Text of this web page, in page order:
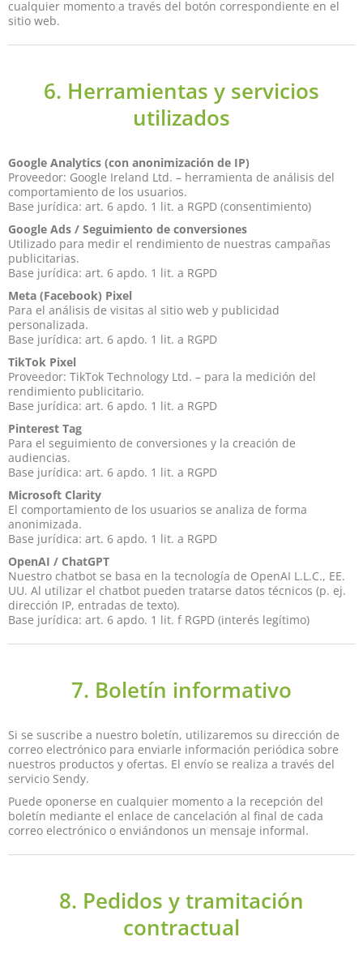
cualquier momento a través del botón correspondiente en el
sitio web.
6. Herramientas y servicios
utilizados
Google Analytics (con anonimización de IP)
Proveedor: Google Ireland Ltd. – herramienta de análisis del
comportamiento de los usuarios.
Base jurídica: art. 6 apdo. 1 lit. a RGPD (consentimiento)
Google Ads / Seguimiento de conversiones
Utilizado para medir el rendimiento de nuestras campañas
publicitarias.
Base jurídica: art. 6 apdo. 1 lit. a RGPD
Meta (Facebook) Pixel
Para el análisis de visitas al sitio web y publicidad
personalizada.
Base jurídica: art. 6 apdo. 1 lit. a RGPD
TikTok Pixel
Proveedor: TikTok Technology Ltd. – para la medición del
rendimiento publicitario.
Base jurídica: art. 6 apdo. 1 lit. a RGPD
Pinterest Tag
Para el seguimiento de conversiones y la creación de
audiencias.
Base jurídica: art. 6 apdo. 1 lit. a RGPD
Microsoft Clarity
El comportamiento de los usuarios se analiza de forma
anonimizada.
Base jurídica: art. 6 apdo. 1 lit. a RGPD
OpenAI / ChatGPT
Nuestro chatbot se basa en la tecnología de OpenAI L.L.C., EE.
UU. Al utilizar el chatbot pueden tratarse datos técnicos (p. ej.
dirección IP, entradas de texto).
Base jurídica: art. 6 apdo. 1 lit. f RGPD (interés legítimo)
7. Boletín informativo
Si se suscribe a nuestro boletín, utilizaremos su dirección de
correo electrónico para enviarle información periódica sobre
nuestros productos y ofertas. El envío se realiza a través del
servicio Sendy.
Puede oponerse en cualquier momento a la recepción del
boletín mediante el enlace de cancelación al final de cada
correo electrónico o enviándonos un mensaje informal.
8. Pedidos y tramitación
contractual